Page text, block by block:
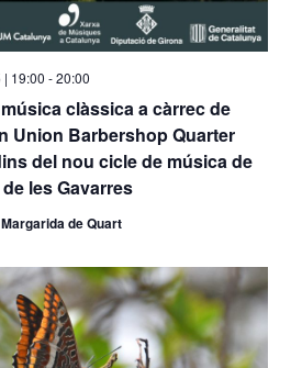
clàssica a càrrec de
Union Barbershop Quarter
del nou cicle de música de
les Gavarres
19:00 -20:00
de Quart